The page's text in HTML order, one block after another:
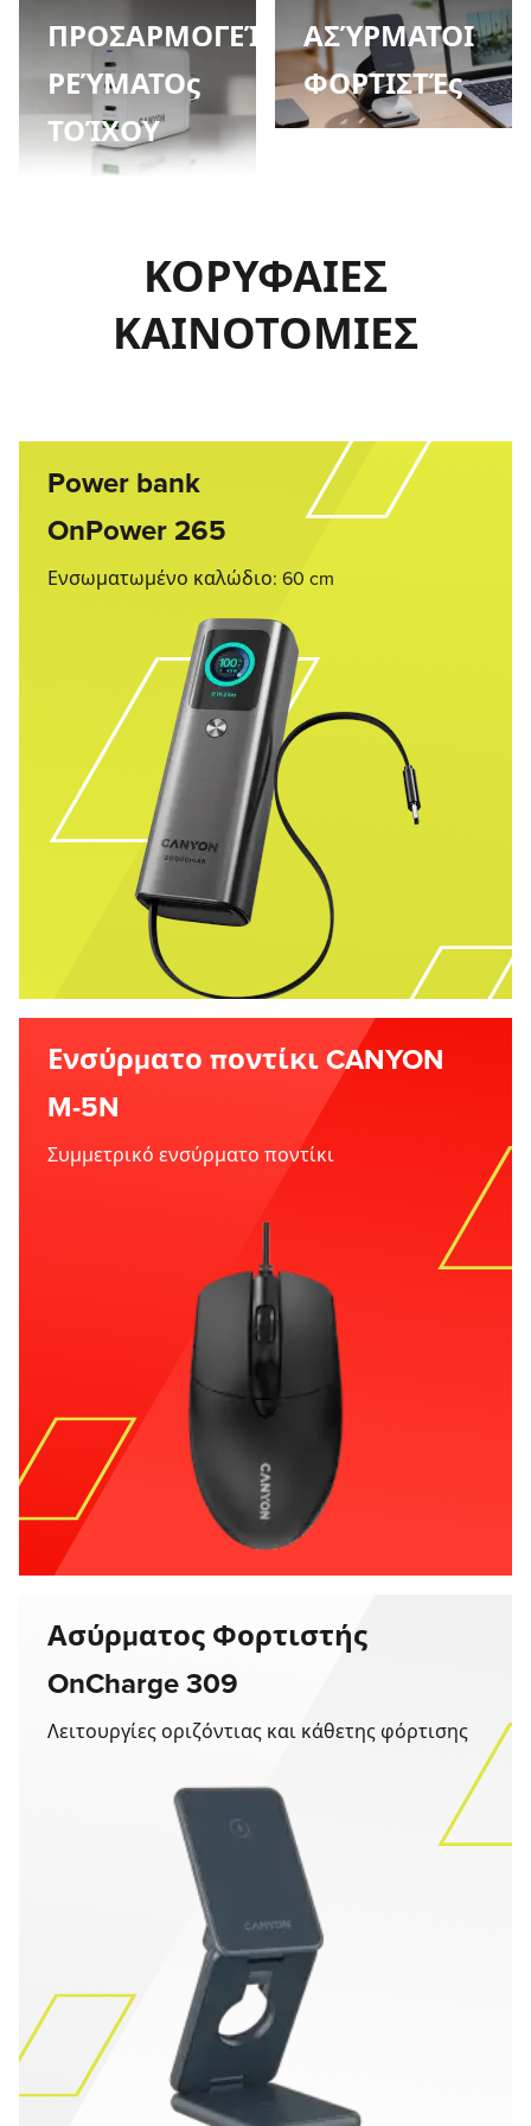
ΠΡΟΣΑΡΜΟΓΕΊς
ΡΕΎΜΑΤΟς
ΤΟΊΧΟΥ
ΑΣΎΡΜΑΤΟΙ
ΦΟΡΤΙΣΤΈς
ΚΟΡΥΦΑΙΕΣ
ΚΑΙΝΟΤΟΜΙΕΣ
Power bank
OnPower 265
Ενσωματωμένο καλώδιο: 60 cm
Ενσύρματο ποντίκι CANYON
M-5N
Συμμετρικό ενσύρματο ποντίκι
Ασύρματος Φορτιστής
OnCharge 309
Λειτουργίες οριζόντιας και κάθετης φόρτισης